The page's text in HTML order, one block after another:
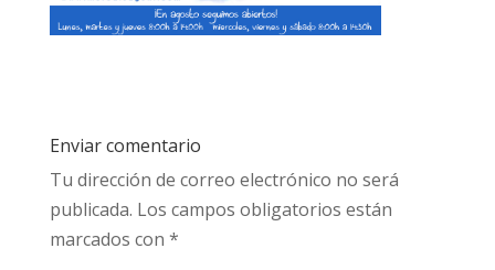
Enviar comentario
Tu dirección de correo electrónico no será
publicada. Los campos obligatorios están
marcados con *